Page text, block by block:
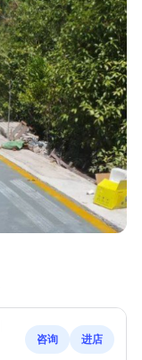
咨询 进店